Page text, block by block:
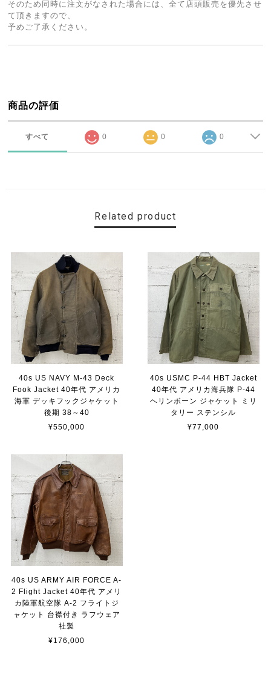
そのため同時に注文がなされた場合には、全て店頭販売を優先させ
て頂きますので、
予めご了承ください。
商品の評価
すべて 0 0 0
Related product
40s US NAVY M-43 Deck
Fook Jacket 40年代 アメリカ
海軍 デッキフックジャケット
後期 38～40
¥550,000
40s USMC P-44 HBT Jacket
40年代 アメリカ海兵隊 P-44
ヘリンボーン ジャケット ミリ
タリー ステンシル
¥77,000
40s US ARMY AIR FORCE A-
2 Flight Jacket 40年代 アメリ
カ陸軍航空隊 A-2 フライトジ
ャケット 台襟付き ラフウェア
社製
¥176,000